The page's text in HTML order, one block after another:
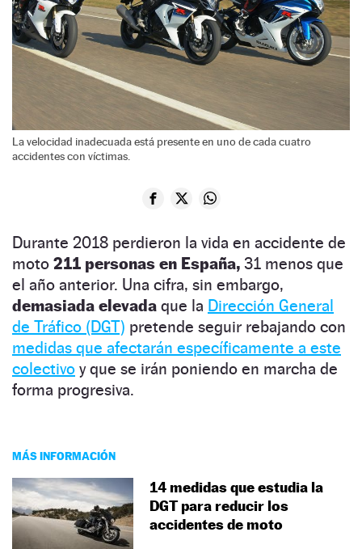
La velocidad inadecuada está presente en uno de cada cuatro
accidentes con víctimas.
Durante 2018 perdieron la vida en accidente de
moto 211 personas en España, 31 menos que
el año anterior. Una cifra, sin embargo,
demasiada elevada que la Dirección General
de Tráfico (DGT) pretende seguir rebajando con
medidas que afectarán específicamente a este
colectivo y que se irán poniendo en marcha de
forma progresiva.
MÁS INFORMACIÓN
14 medidas que estudia la
DGT para reducir los
accidentes de moto